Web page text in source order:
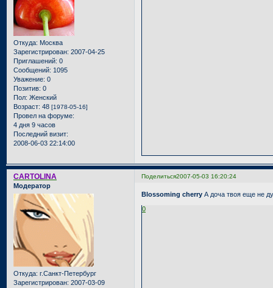
Откуда: Москва
Зарегистрирован: 2007-04-25
Приглашений: 0
Сообщений: 1095
Уважение: 0
Позитив: 0
Пол: Женский
Возраст: 48 [1978-05-16]
Провел на форуме:
4 дня 9 часов
Последний визит:
2008-06-03 22:14:00
Поделиться2007-05-03 16:20:24
CARTOLINA
Модератор
Откуда: г.Санкт-Петербург
Зарегистрирован: 2007-03-09
Blossoming cherry А доча твоя еще не
0